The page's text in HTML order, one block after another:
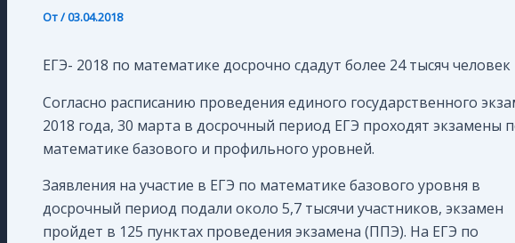
От/03.04.2018
ЕГЭ- 2018 по математике досрочно сдадут более 24 тысяч человек
Согласно расписанию проведения единого государственного
2018 года, 30 марта в досрочный период ЕГЭ проходят экзамены
математике базового и профильного уровней.
Заявления на участие в ЕГЭ по математике базового уровня в
досрочный период подали около 5,7 тысячи участников, экзамен
пройдет в 125 пунктах проведения экзамена (ППЭ). На ЕГЭ по